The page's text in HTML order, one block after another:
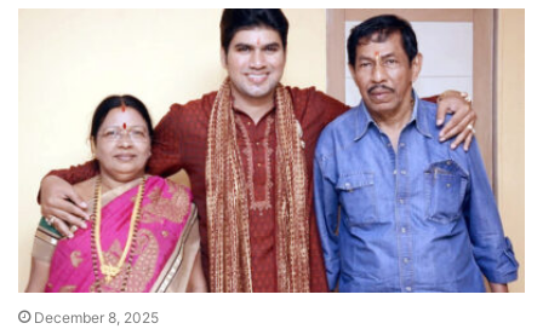
December 8, 2025